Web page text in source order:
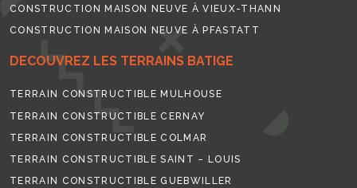
CONSTRUCTION MAISON NEUVE À VIEUX-THANN
CONSTRUCTION MAISON NEUVE À PFASTATT
DECOUVREZ LES TERRAINS BATIGE
TERRAIN CONSTRUCTIBLE MULHOUSE
TERRAIN CONSTRUCTIBLE CERNAY
TERRAIN CONSTRUCTIBLE COLMAR
TERRAIN CONSTRUCTIBLE SAINT – LOUIS
TERRAIN CONSTRUCTIBLE GUEBWILLER